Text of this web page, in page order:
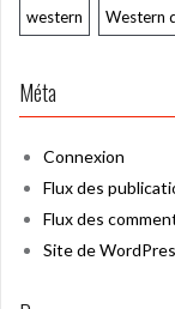
western Western
Méta
Connexion
Flux des
Flux des
Site de